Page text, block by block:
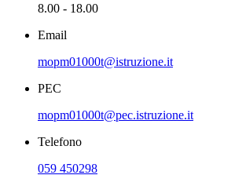
8.00 - 18.00
Email
mopm01000t@istruzione.it
PEC
mopm01000t@pec.istruzione.it
Telefono
059 450298